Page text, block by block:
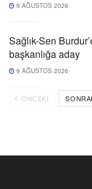
9 AĞUSTOS 2026
Sağlık-Sen
başkanlığa aday
9 AĞUSTOS 2026
ÖNCEKI